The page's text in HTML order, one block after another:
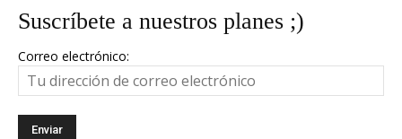
Suscríbete a nuestros planes ;)
Correo electrónico: